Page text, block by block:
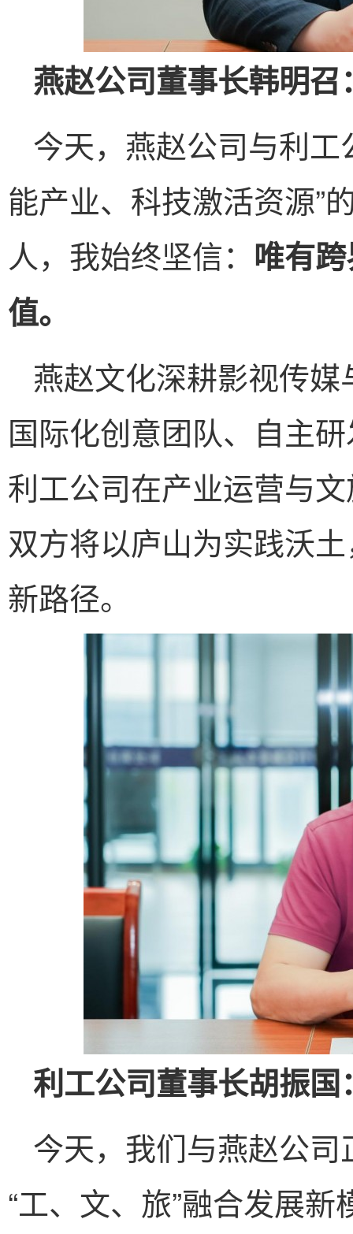
燕赵公司董事长韩明召
今天，燕赵公司与利
能产业、科技激活资源”
人，我始终坚信： 唯有
值。
燕赵文化深耕影视传
国际化创意团队、自主
利工公司在产业运营与
双方将以庐山为实践沃
新路径。
利工公司董事长胡振国
今天，我们与燕赵公
“工、文、旅”融合发展